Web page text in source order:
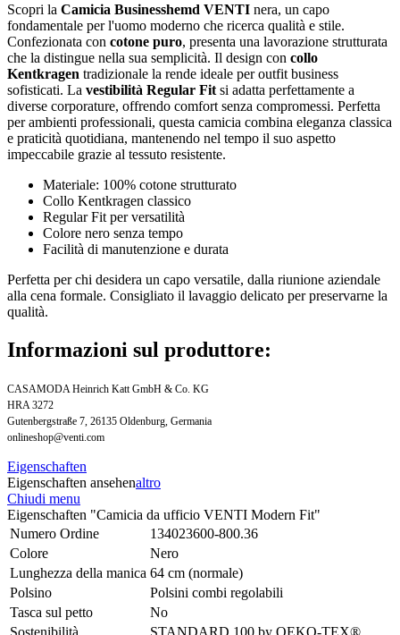
Scopri la Camicia Businesshemd VENTI nera, un capo
fondamentale per l'uomo moderno che ricerca qualità e stile.
Confezionata con cotone puro, presenta una lavorazione strutturata
che la distingue nella sua semplicità. Il design con collo
Kentkragen tradizionale la rende ideale per outfit business
sofisticati. La vestibilità Regular Fit si adatta perfettamente a
diverse corporature, offrendo comfort senza compromessi. Perfetta
per ambienti professionali, questa camicia combina eleganza classica
e praticità quotidiana, mantenendo nel tempo il suo aspetto
impeccabile grazie al tessuto resistente.
Materiale: 100% cotone strutturato
Collo Kentkragen classico
Regular Fit per versatilità
Colore nero senza tempo
Facilità di manutenzione e durata
Perfetta per chi desidera un capo versatile, dalla riunione aziendale
alla cena formale. Consigliato il lavaggio delicato per preservarne la
qualità.
Informazioni sul produttore:
CASAMODA Heinrich Katt GmbH & Co. KG
HRA 3272
Gutenbergstraße 7, 26135 Oldenburg, Germania
onlineshop@venti.com
Eigenschaften
Eigenschaften ansehenaltro
Chiudi menu
Eigenschaften "Camicia da ufficio VENTI Modern Fit"
Numero Ordine
134023600-800.36
Colore
Nero
Lunghezza della manica 64 cm (normale)
Polsino
Polsini combi regolabili
Tasca sul petto
No
Sostenibilità
STANDARD 100 by OEKO-TEX®